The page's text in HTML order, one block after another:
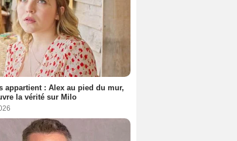
appartient : Alex au pied du mur,
la vérité sur Milo